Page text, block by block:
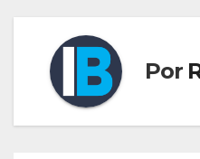
Por